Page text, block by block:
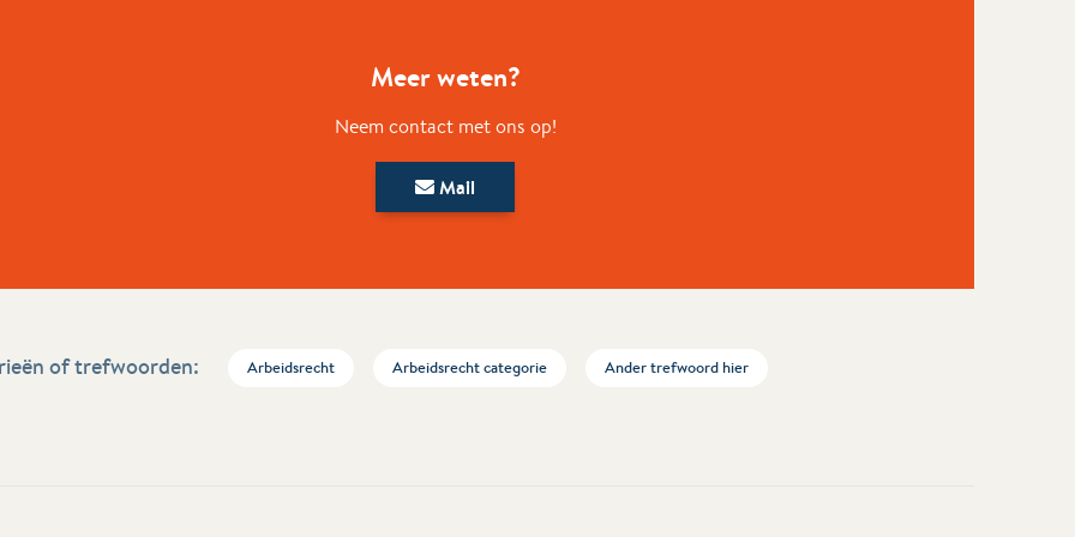
Meer weten?
Neem contact met ons op!
Mail
of trefwoorden: Arbeidsrecht Arbeidsrecht categorie Ander trefwoord hier